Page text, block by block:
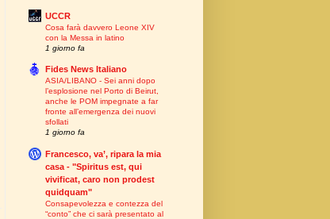
UCCR
Cosa farà davvero Leone XIV
con la Messa in latino
1 giorno fa
Fides News Italiano
ASIA/LIBANO - Sei anni dopo
l’esplosione nel Porto di Beirut,
anche le POM impegnate a far
fronte all’emergenza dei nuovi
sfollati
1 giorno fa
Francesco, va’, ripara la mia
casa - "Spiritus est, qui
vivificat, caro non prodest
quidquam"
Consapevolezza e contezza del
“conto” che ci sarà presentato al